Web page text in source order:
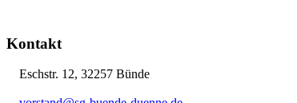
Kontakt
Eschstr. 12, 32257 Bünde